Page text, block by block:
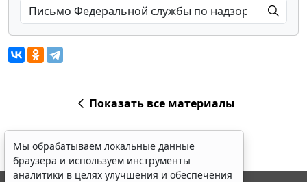
Показать все материалы
Мы обрабатываем локальные данные
браузера и используем инструменты
аналитики в целях улучшения и обеспечения